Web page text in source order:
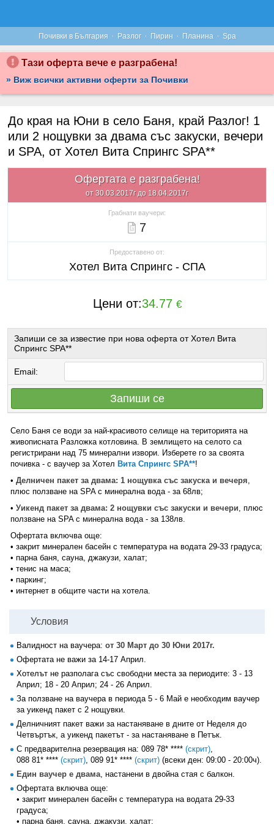
Почивки в България · Разлог · Пирин · Планина · Spa
Тази оферта вече е разграбена!
» Виж всички активни оферти за Почивки
До края на Юни в село Баня, край Разлог! 1
или 2 нощувки за двама със закуски, вечери
и SPA, от Хотел Вита Спрингс SPA**
Офертата е разграбена!
от 30.03.2017г до 18.04.2017г
Грабнати ваучери:
7
Предоставено от:
Хотел Вита Спрингс - СПА
Цени от:34.77 €
Запиши се за известие при нова оферта от Хотел Вита
Спрингс SPA**
Email:
Запиши се
Село Баня се води за най-красивото селище на територията на
живописната Разложка котловина. В землището на селото са
регистрирани над 75 минерални извори. Изберете го за своята
почивка - с ваучер за Хотел Вита Спрингс SPA**!
• Делничен пакет за двама: 1 нощувка със закуска и вечеря,
плюс ползване на SPA с минерална вода - за 68лв;
• Уикенд пакет за двама: 2 нощувки със закуски и вечери, плюс
ползване на SPA с минерална вода - за 138лв.
Офертата включва още:
• закрит минерален басейн с температура на водата 29-33 градуса;
• парна баня, сауна, джакузи, халат;
• тенис на маса;
• паркинг;
• интернет в общите части на хотела.
Условия
Валидност на ваучера: от 30 Март до 30 Юни 2017г.
Офертата не важи за 14-17 Април.
Хотелът не разполага със свободни места за периодите: 3 - 13
Април; 18 - 20 Април; 24 - 26 Април.
За ползване на ваучера в периода 5 - 6 Май е необходим ваучер
за уикенд пакет с 2 нощувки.
Делничният пакет важи за настаняване в дните от Неделя до
Четвъртък, а уикенд пакетът - за настаняване в Петък.
С предварителна резервация на: 089 78* **** (скрит),
088 81* **** (скрит), 089 91* **** (скрит) (всеки ден: 09:00 - 20:00ч).
Един ваучер е двама, настанени в двойна стая с балкон.
Офертата включва още:
• закрит минерален басейн с температура на водата 29-33
градуса;
• парна баня, сауна, джакузи, халат;